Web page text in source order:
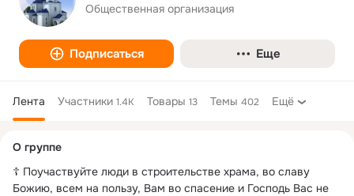
Общественная организация
Подписаться Еще
Лента Участники 1.4K Товары 13 Темы 402 Ещё
колонка
О группе
☦ Поучаствуйте люди в строительстве храма, во славу
Божию, всем на пользу, Вам во спасение и Господь Вас не